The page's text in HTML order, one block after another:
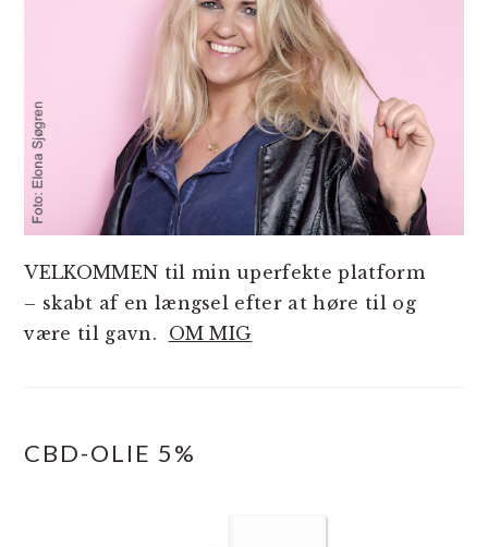
VELKOMMEN til min uperfekte platform
– skabt af en længsel efter at høre til og
være til gavn. OM MIG
CBD-OLIE 5%